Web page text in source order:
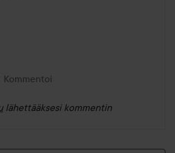
Kommentoi
lähettääksesi kommentin